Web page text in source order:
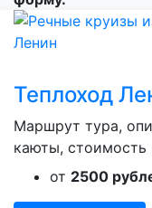
Теплоход
Маршрут тура,
каюты, стоимость
от 2500